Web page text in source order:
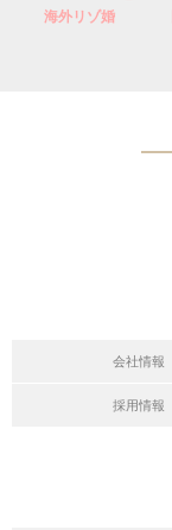
海外リゾ婚
会社情報
採用情報